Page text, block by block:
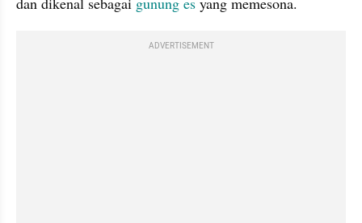
ADVERTISEMENT